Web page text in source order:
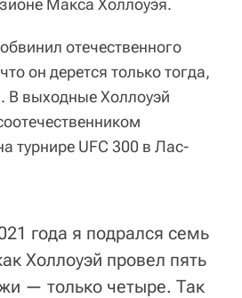
отечественного
он дерется только тогда,
В выходные Холлоуэй
турнире UFC 300 в Лас-
года я подрался семь
Холлоуэй провел пять
— только четыре. Так